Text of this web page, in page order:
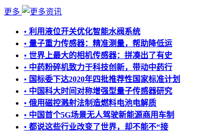
更多
• 利用液位开关优化智能水阀系统
• 量子重力传感器：精准测量，帮助降低运
• 世界上最大的相机传感器：拼凑出了有史
• 中药粉碎机致力于科技创新，带动中药行
• 国标委下达2020年四批推荐性国家标准计划
• 中国科大时间对称增强型量子传感器研究
• 俄用磁控溅射法制造燃料电池电解质
• 中国首个5G场景无人驾驶新能源商用车制
• 都说这些行业改变了世界，却不能不“接